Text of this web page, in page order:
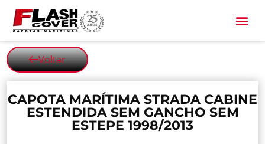
Voltar
CAPOTA MARÍTIMA STRADA CABINE
ESTENDIDA SEM GANCHO SEM
ESTEPE 1998/2013